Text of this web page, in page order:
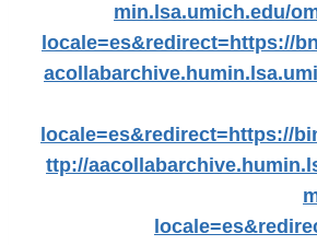
min.lsa.umich.edu/
locale=es&redirect=https://
locale=es&redirect=https://
ttp://